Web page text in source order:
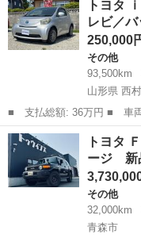
名： スーパーＧＬ ダー
ＴＣ 両側パ...
トヨタ
レビ／
250,000
その他
93,500km
山形県 西
■ 支払総額: 36万円 ■ 車両本体価格： 250,000 円 ■ メーカー
名： トヨタ ■ 車種名：
検整備／ナビ／テレビ／バ
安全ボディ／セキ...
山形 西村山郡 その他
トヨタ
ージ 新
その他
32,000km
青森市